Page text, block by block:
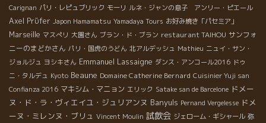
Carignan パリ・レピュブリック モーリ ルネ・ジャンの息子 アンリー・ピエール
Axel Prϋfer Japon Hamamatsu Yamadaya Tours お好み焼き「パセミア」
Marseille マスぺリ 大園さん ブラン・ド・ブラン restaurant TAIHOU サンフォ
ニーのまどかさん パリ・国虎のうどん 北アルデッシュ Mathieu ニュイ・サン・
ジョルジュ ヨシキさん Emmanuel Lassaigne ダンス・アンコール2016 ドゥ
ニ・タルデュ Kyoto Beaune Domaine Catherine Bernard Cuisinier Yuji san
Confianza 2016 マキシム・マニョン エリック Satake san de Barcelone ドメー
ヌ・ド・ラ・ヴィエイユ・ジュリアンヌ Banyuls Pernand Vergelesse ドメ
ーヌ・ミレンヌ・ブリュ Vincent Moulin 試飲会 ジェローム・ギシャール 弥